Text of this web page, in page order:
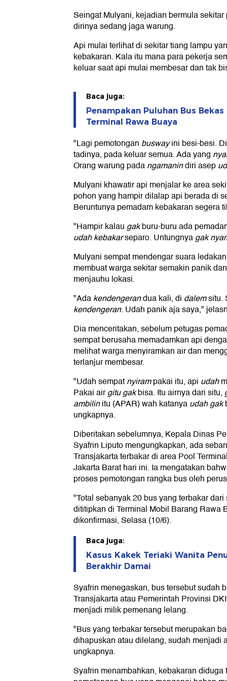
Seingat Mulyani, kejadian bermula
dirinya sedang jaga warung.
Api mulai terlihat di sekitar tiang lampu
kebakaran. Kala itu mana para pekerja
keluar saat api mulai membesar dan tak
Baca juga:
Penampakan Puluhan Bus
Terminal Rawa Buaya
"Lagi pemotongan buswayini besi-besi. Di
tadinya, pada keluar semua. Ada yang
Orang warung padangamanindiri asep
Mulyani khawatir api menjalar ke area
pohon yang hampir dilalap api berada di
Beruntunya pemadam kebakaran segera
"Hampir kalaugakburu-buru ada
udahkebakarseparo. Untungnyagak
Mulyani sempat mendengar suara
membuat warga sekitar semakin panik
menjauhu lokasi.
"Adakendengerandua kali, di dalemsitu.
kendengeran. Udah panik aja saya,"
Dia menceritakan, sebelum petugas
sempat berusaha memadamkan api
melihat warga menyiramkan air dan
terlanjur membesar.
"Udah sempatnyirampakai itu, api udah
Pakai airgitu gakbisa. Itu airnya dari situ,
ambilinitu (APAR) wah katanyaudah gak
ungkapnya.
Diberitakan sebelumnya, Kepala Dinas
Syafrin Liputo mengungkapkan, ada
Transjakarta terbakar di area Pool
Jakarta Barat hari ini. Ia mengatakan
proses pemotongan rangka bus oleh
"Total sebanyak 20 bus yang terbakar
dititipkan di Terminal Mobil Barang Rawa
dikonfirmasi, Selasa (10/6).
Baca juga:
Kasus Kakek Teriaki Wanita
Berakhir Damai
Syafrin menegaskan, bus tersebut sudah
Transjakarta atau Pemerintah Provinsi
menjadi milik pemenang lelang.
"Bus yang terbakar tersebut merupakan
dihapuskan atau dilelang, sudah menjadi
ungkapnya.
Syafrin menambahkan, kebakaran